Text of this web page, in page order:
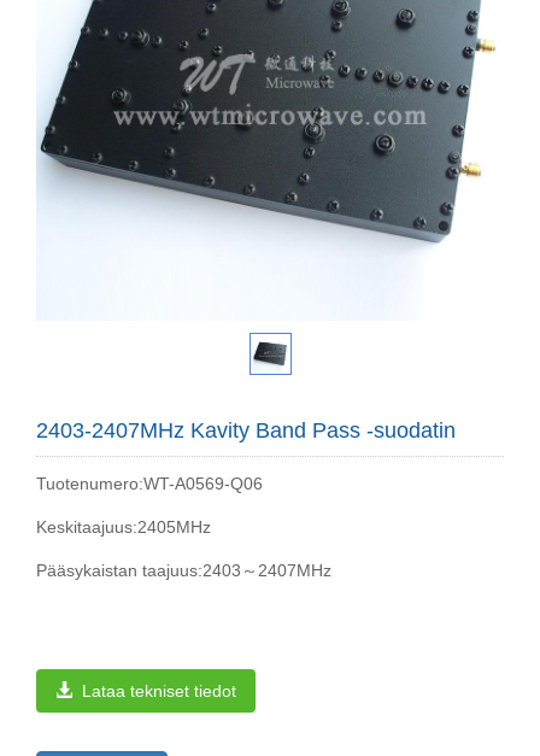
2403-2407MHz Kavity Band Pass -suodatin
Tuotenumero:WT-A0569-Q06
Keskitaajuus:2405MHz
Pääsykaistan taajuus:2403～2407MHz
Lataa tekniset tiedot